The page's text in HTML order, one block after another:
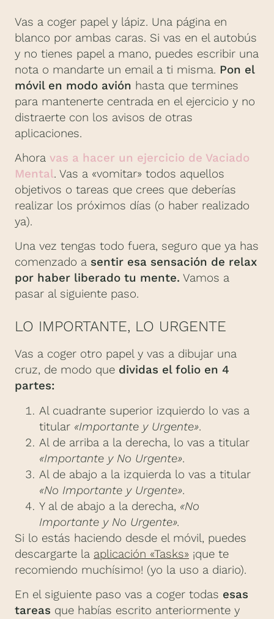
Vas a coger papel y lápiz. Una página en
blanco por ambas caras. Si vas en el autobús
y no tienes papel a mano, puedes escribir una
nota o mandarte un email a ti misma. Pon el
móvil en modo avión hasta que termines
para mantenerte centrada en el ejercicio y no
distraerte con los avisos de otras
aplicaciones.
Ahora vas a hacer un ejercicio de Vaciado
Mental. Vas a «vomitar» todos aquellos
objetivos o tareas que crees que deberías
realizar los próximos días (o haber realizado
ya).
Una vez tengas todo fuera, seguro que ya has
comenzado a sentir esa sensación de relax
por haber liberado tu mente. Vamos a
pasar al siguiente paso.
LO IMPORTANTE, LO URGENTE
Vas a coger otro papel y vas a dibujar una
cruz, de modo que dividas el folio en 4
partes:
Al cuadrante superior izquierdo lo vas a
titular «Importante y Urgente».
Al de arriba a la derecha, lo vas a titular
«Importante y No Urgente».
Al de abajo a la izquierda lo vas a titular
«No Importante y Urgente».
Y al de abajo a la derecha, «No
Importante y No Urgente».
Si lo estás haciendo desde el móvil, puedes
descargarte la aplicación «Tasks» ¡que te
recomiendo muchísimo! (yo la uso a diario).
En el siguiente paso vas a coger todas esas
tareas que habías escrito anteriormente y